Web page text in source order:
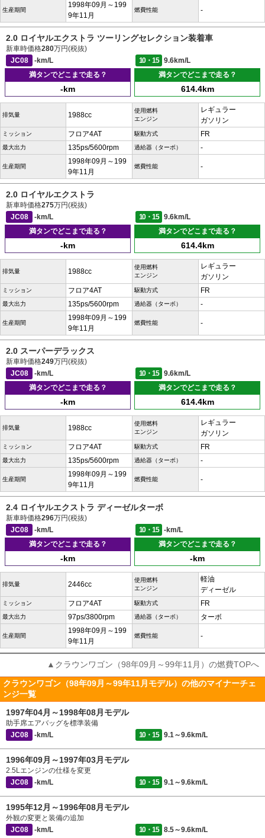
生産期間
1998年09月～199
9年11月
燃費性能 -
2.0 ロイヤルエクストラ ツーリングセレクション装着車
新車時価格280万円(税抜)
JC08
-km/L 10・15
9.6km/L
満タンでどこまで走る？
-km
満タンでどこまで走る？
614.4km
排気量 1988cc
使用燃料
エンジン
レギュラー
ガソリン
ミッション フロア4AT 駆動方式 FR
最大出力 135ps/5600rpm 過給器（ターボ） -
生産期間
1998年09月～199
9年11月
燃費性能 -
2.0 ロイヤルエクストラ
新車時価格275万円(税抜)
JC08
-km/L 10・15
9.6km/L
満タンでどこまで走る？
-km
満タンでどこまで走る？
614.4km
排気量 1988cc
使用燃料
エンジン
レギュラー
ガソリン
ミッション フロア4AT 駆動方式 FR
最大出力 135ps/5600rpm 過給器（ターボ） -
生産期間
1998年09月～199
9年11月
燃費性能 -
2.0 スーパーデラックス
新車時価格249万円(税抜)
JC08
-km/L 10・15
9.6km/L
満タンでどこまで走る？
-km
満タンでどこまで走る？
614.4km
排気量 1988cc
使用燃料
エンジン
レギュラー
ガソリン
ミッション フロア4AT 駆動方式 FR
最大出力 135ps/5600rpm 過給器（ターボ） -
生産期間
1998年09月～199
9年11月
燃費性能 -
2.4 ロイヤルエクストラ ディーゼルターボ
新車時価格296万円(税抜)
JC08
-km/L 10・15
-km/L
満タンでどこまで走る？
-km
満タンでどこまで走る？
-km
排気量 2446cc
使用燃料
エンジン
軽油
ディーゼル
ミッション フロア4AT 駆動方式 FR
最大出力 97ps/3800rpm 過給器（ターボ） ターボ
生産期間
1998年09月～199
9年11月
燃費性能 -
▲クラウンワゴン（98年09月～99年11月）の燃費TOPへ
クラウンワゴン（98年09月～99年11月モデル）の他のマイナーチェ
ンジ一覧
1997年04月～1998年08月モデル
助手席エアバッグを標準装備
JC08
-km/L 10・15 9.1～9.6km/L
1996年09月～1997年03月モデル
2.5Lエンジンの仕様を変更
JC08
-km/L 10・15 9.1～9.6km/L
1995年12月～1996年08月モデル
外観の変更と装備の追加
JC08
-km/L 10・15 8.5～9.6km/L